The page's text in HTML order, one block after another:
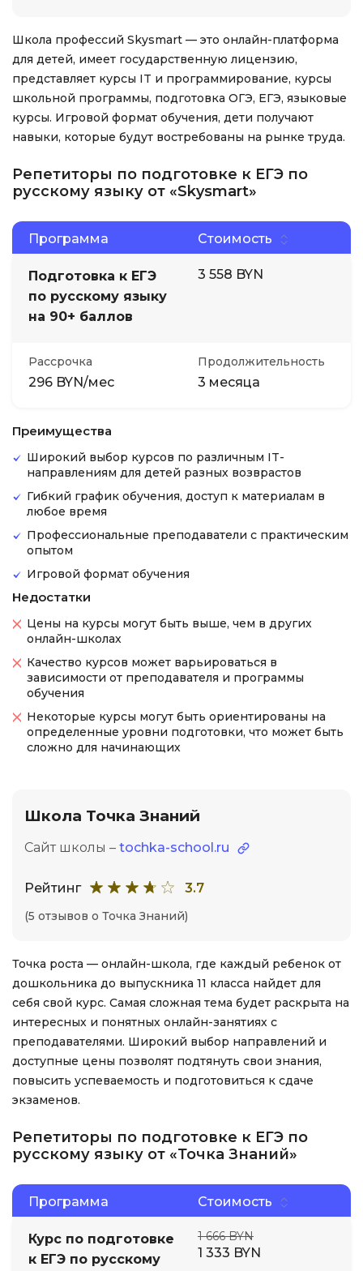
Школа профессий Skysmart — это онлайн-платформа
для детей, имеет государственную лицензию,
представляет курсы IT и программирование, курсы
школьной программы, подготовка ОГЭ, ЕГЭ, языковые
курсы. Игровой формат обучения, дети получают
навыки, которые будут востребованы на рынке труда.
Репетиторы по подготовке к ЕГЭ по
русскому языку от «Skysmart»
Программа Стоимость
Подготовка к ЕГЭ
по русскому языку
на 90+ баллов
3 558 BYN
Рассрочка
296 BYN/мес
Продолжительность
3 месяца
Преимущества
Широкий выбор курсов по различным IT-
направлениям для детей разных возврастов
Гибкий график обучения, доступ к материалам в
любое время
Профессиональные преподаватели с практическим
опытом
Игровой формат обучения
Недостатки
Цены на курсы могут быть выше, чем в других
онлайн-школах
Качество курсов может варьироваться в
зависимости от преподавателя и программы
обучения
Некоторые курсы могут быть ориентированы на
определенные уровни подготовки, что может быть
сложно для начинающих
Школа Точка Знаний
Сайт школы – tochka-school.ru
Рейтинг 3.7
(5 отзывов о Точка Знаний)
Точка роста — онлайн-школа, где каждый ребенок от
дошкольника до выпускника 11 класса найдет для
себя свой курс. Самая сложная тема будет раскрыта на
интересных и понятных онлайн-занятиях с
преподавателями. Широкий выбор направлений и
доступные цены позволят подтянуть свои знания,
повысить успеваемость и подготовиться к сдаче
экзаменов.
Репетиторы по подготовке к ЕГЭ по
русскому языку от «Точка Знаний»
Программа Стоимость
Курс по подготовке
к ЕГЭ по русскому
1 666 BYN
1 333 BYN